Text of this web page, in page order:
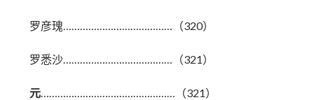
罗彦瑰…………………………………（320）
罗悉沙…………………………………（321）
元…………………………………………（321）